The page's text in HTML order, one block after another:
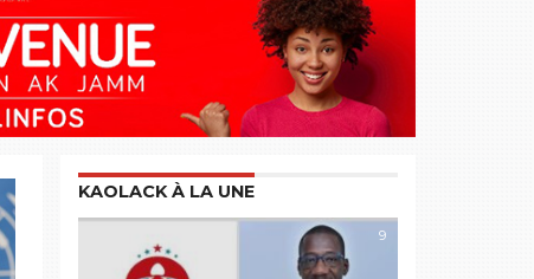
KAOLACK À LA UNE
9